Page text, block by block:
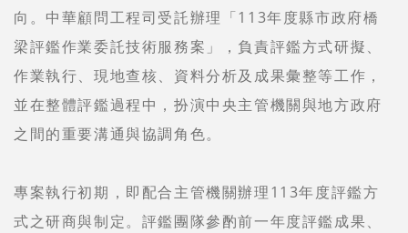
向。中華顧問工程司受託辦理「113年度縣市政府橋
梁評鑑作業委託技術服務案」，負責評鑑方式研擬、
作業執行、現地查核、資料分析及成果彙整等工作，
並在整體評鑑過程中，扮演中央主管機關與地方政府
之間的重要溝通與協調角色。
專案執行初期，即配合主管機關辦理113年度評鑑方
式之研商與制定。評鑑團隊參酌前一年度評鑑成果、